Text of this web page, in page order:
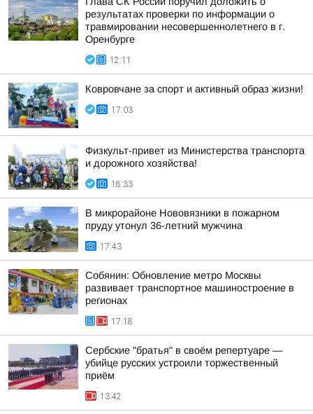
результатах проверки по информации о
травмировании несовершеннолетнего в г.
Оренбурге
12:11
Ковровчане за спорт и активный образ жизни!
17:03
Физкульт-привет из Министерства транспорта
и дорожного хозяйства!
18:33
В микрорайоне Нововязники в пожарном
пруду утонул 36-летний мужчина
17:43
Собянин: Обновление метро Москвы
развивает транспортное машиностроение в
регионах
17:18
Сербские "братья" в своём репертуаре —
убийце русских устроили торжественный
приём
13:42